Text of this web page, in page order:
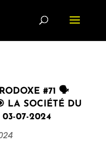
#71 🗣
LA SOCIÉTÉ DU
07-2024